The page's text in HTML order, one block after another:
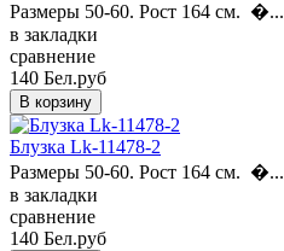
Размеры 50-60. Рост 164 см. �...
в закладки
сравнение
140 Бел.руб
Блузка Lk-11478-2
Размеры 50-60. Рост 164 см. �...
в закладки
сравнение
140 Бел.руб